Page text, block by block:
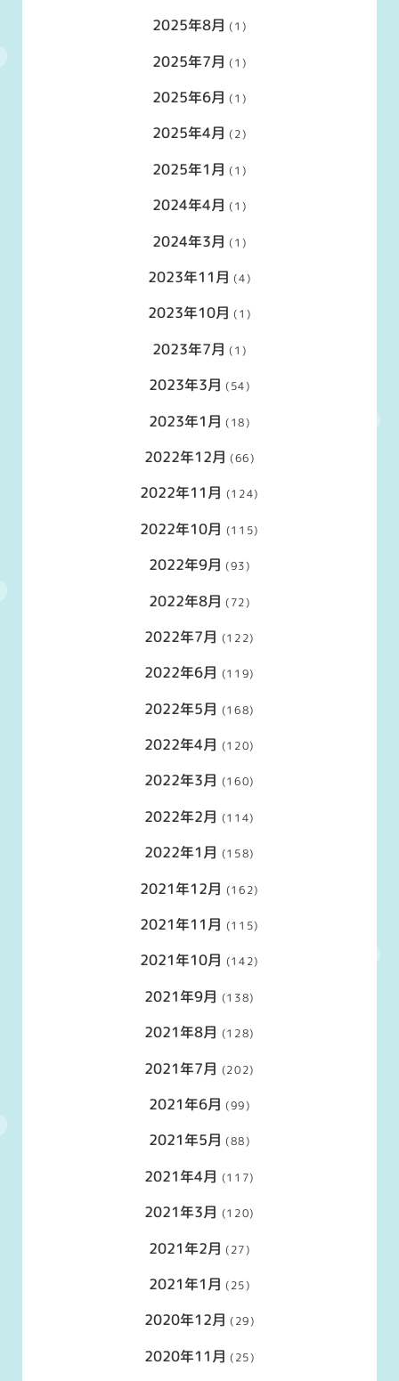
2025年8月 (1)
2025年7月 (1)
2025年6月 (1)
2025年4月 (2)
2025年1月 (1)
2024年4月 (1)
2024年3月 (1)
2023年11月 (4)
2023年10月 (1)
2023年7月 (1)
2023年3月 (54)
2023年1月 (18)
2022年12月 (66)
2022年11月 (124)
2022年10月 (115)
2022年9月 (93)
2022年8月 (72)
2022年7月 (122)
2022年6月 (119)
2022年5月 (168)
2022年4月 (120)
2022年3月 (160)
2022年2月 (114)
2022年1月 (158)
2021年12月 (162)
2021年11月 (115)
2021年10月 (142)
2021年9月 (138)
2021年8月 (128)
2021年7月 (202)
2021年6月 (99)
2021年5月 (88)
2021年4月 (117)
2021年3月 (120)
2021年2月 (27)
2021年1月 (25)
2020年12月 (29)
2020年11月 (25)